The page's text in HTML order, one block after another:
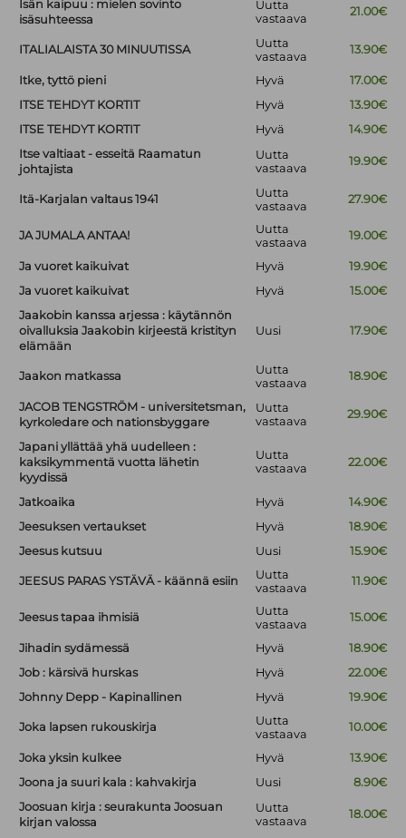
Isän kaipuu : mielen sovinto
isäsuhteessa
Uutta
vastaava
21.00€
ITALIALAISTA 30 MINUUTISSA
Uutta
vastaava
13.90€
Itke, tyttö pieni Hyvä
17.00€
ITSE TEHDYT KORTIT
Hyvä
13.90€
ITSE TEHDYT KORTIT
Hyvä
14.90€
Itse valtiaat - esseitä Raamatun
johtajista
Uutta
vastaava
19.90€
Itä-Karjalan valtaus 1941
Uutta
vastaava
27.90€
JA JUMALA ANTAA!
Uutta
vastaava
19.00€
Ja vuoret kaikuivat Hyvä
19.90€
Ja vuoret kaikuivat
Hyvä
15.00€
Jaakobin kanssa arjessa : käytännön
oivalluksia Jaakobin kirjeestä kristityn
elämään
Uusi 17.90€
Jaakon matkassa
Uutta
vastaava
18.90€
JACOB TENGSTRÖM - universitetsman,
kyrkoledare och nationsbyggare
Uutta
vastaava
29.90€
Japani yllättää yhä uudelleen :
kaksikymmentä vuotta lähetin
kyydissä
Uutta
vastaava
22.00€
Jatkoaika Hyvä
14.90€
Jeesuksen vertaukset
Hyvä
18.90€
Jeesus kutsuu
Uusi 15.90€
JEESUS PARAS YSTÄVÄ - käännä esiin
Uutta
vastaava
11.90€
Jeesus tapaa ihmisiä
Uutta
vastaava
15.00€
Jihadin sydämessä Hyvä
18.90€
Job : kärsivä hurskas
Hyvä
22.00€
Johnny Depp - Kapinallinen
Hyvä 19.90€
Joka lapsen rukouskirja
Uutta
vastaava
10.00€
Joka yksin kulkee Hyvä
13.90€
Joona ja suuri kala : kahvakirja
Uusi
8.90€
Joosuan kirja : seurakunta Joosuan
kirjan valossa
Uutta
vastaava
18.00€